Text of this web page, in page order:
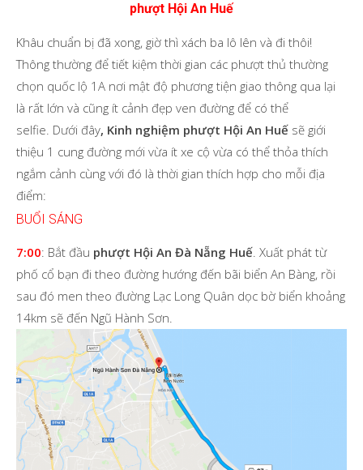
phượt Hội An Huế
Khâu chuẩn bị đã xong, giờ thì xách ba lô lên và đi thôi!
Thông thường để tiết kiệm thời gian các phượt thủ thường
chọn quốc lộ 1A nơi mật độ phương tiện giao thông qua lại
là rất lớn và cũng ít cảnh đẹp ven đường để có thể
selfie. Dưới đây, Kinh nghiệm phượt Hội An Huế sẽ giới
thiệu 1 cung đường mới vừa ít xe cộ vừa có thể thỏa thích
ngắm cảnh cùng với đó là thời gian thích hợp cho mỗi địa
điểm:
BUỔI SÁNG
7:00: Bắt đầu phượt Hội An Đà Nẵng Huế. Xuất phát từ
phố cổ bạn đi theo đường hướng đến bãi biển An Bàng, rồi
sau đó men theo đường Lạc Long Quân dọc bờ biển khoảng
14km sẽ đến Ngũ Hành Sơn.